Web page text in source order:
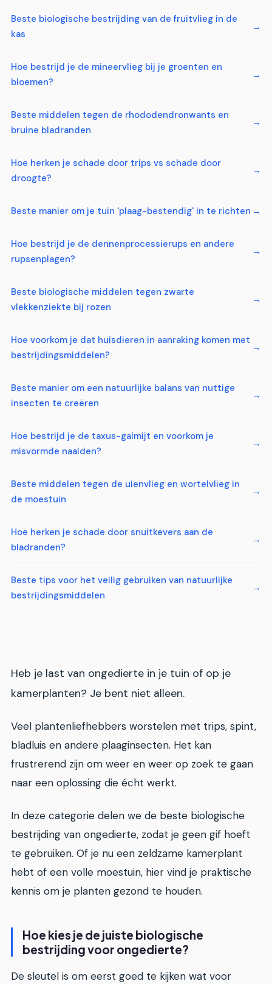
Beste biologische bestrijding van de fruitvlieg in de
kas
Hoe bestrijd je de mineervlieg bij je groenten en
bloemen?
Beste middelen tegen de rhododendronwants en
bruine bladranden
Hoe herken je schade door trips vs schade door
droogte?
Beste manier om je tuin 'plaag-bestendig' in te richten
Hoe bestrijd je de dennenprocessierups en andere
rupsenplagen?
Beste biologische middelen tegen zwarte
vlekkenziekte bij rozen
Hoe voorkom je dat huisdieren in aanraking komen met
bestrijdingsmiddelen?
Beste manier om een natuurlijke balans van nuttige
insecten te creëren
Hoe bestrijd je de taxus-galmijt en voorkom je
misvormde naalden?
Beste middelen tegen de uienvlieg en wortelvlieg in
de moestuin
Hoe herken je schade door snuitkevers aan de
bladranden?
Beste tips voor het veilig gebruiken van natuurlijke
bestrijdingsmiddelen
Heb je last van ongedierte in je tuin of op je
kamerplanten? Je bent niet alleen.
Veel plantenliefhebbers worstelen met trips, spint,
bladluis en andere plaaginsecten. Het kan
frustrerend zijn om weer en weer op zoek te gaan
naar een oplossing die écht werkt.
In deze categorie delen we de beste biologische
bestrijding van ongedierte, zodat je geen gif hoeft
te gebruiken. Of je nu een zeldzame kamerplant
hebt of een volle moestuin, hier vind je praktische
kennis om je planten gezond te houden.
Hoe kies je de juiste biologische
bestrijding voor ongedierte?
De sleutel is om eerst goed te kijken wat voor